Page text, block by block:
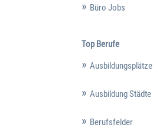
Büro Jobs
Top Berufe
Ausbildungsplätze
Ausbildung Städte
Berufsfelder